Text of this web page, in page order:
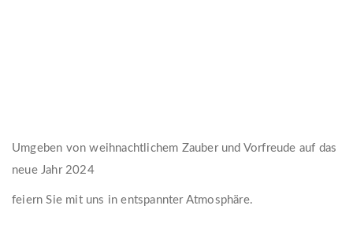
Umgeben von weihnachtlichem Zauber und Vorfreude auf das
neue Jahr 2024
feiern Sie mit uns in entspannter Atmosphäre.